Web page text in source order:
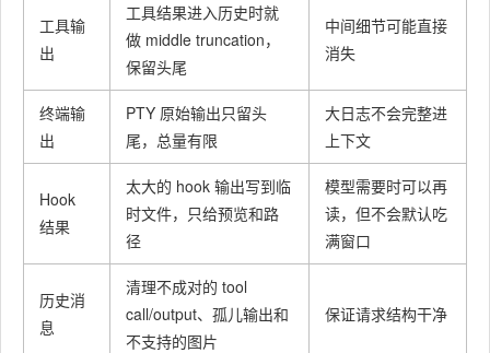
工具输
出
工具结果进入历史时就
做 middle truncation，
保留头尾
中间细节可能直接
消失
终端输
出
PTY 原始输出只留头
尾，总量有限
大日志不会完整进
上下文
Hook
结果
太大的 hook 输出写到临
时文件，只给预览和路
径
模型需要时可以再
读，但不会默认吃
满窗口
历史消
息
清理不成对的 tool
call/output、孤儿输出和
不支持的图片
保证请求结构干净